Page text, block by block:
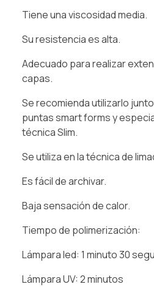
Tiene una viscosidad media.
Su resistencia es alta.
Adecuado para realizar
capas.
Se recomienda utilizarlo
puntas smart forms y
técnica Slim.
Se utiliza en la técnica de
Es fácil de archivar.
Baja sensación de calor.
Tiempo de polimerización:
Lámpara led: 1 minuto 30
Lámpara UV: 2 minutos